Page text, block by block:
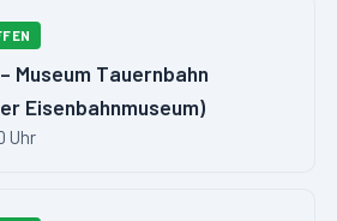
Museum Tauernbahn
Eisenbahnmuseum)
Uhr